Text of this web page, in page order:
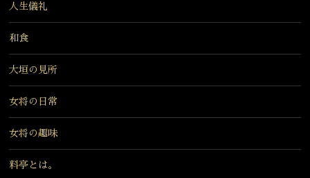
人生儀礼
和食
大垣の見所
女将の日常
女将の趣味
料亭とは。